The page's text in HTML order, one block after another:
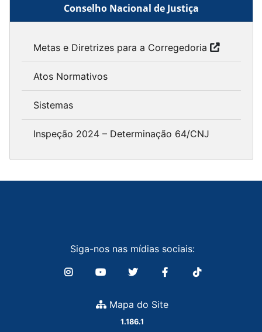
Conselho Nacional de Justiça
Metas e Diretrizes para a Corregedoria
Atos Normativos
Sistemas
Inspeção 2024 – Determinação 64/CNJ
Siga-nos nas mídias sociais:
Mapa do Site
1.186.1